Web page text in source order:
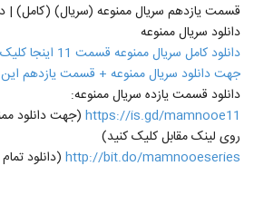
دانلود سریال ممنوعه
دانلود کامل سریال ممنوعه قسمت 11 اینجا کلیک کنید
جهت دانلود سریال ممنوعه + قسمت یازدهم
دانلود قسمت یازده سریال ممنوعه:
https://is.gd/mamnooe11
روی لینک مقابل کلیک کنید)
http://bit.do/mamnooeseries (دانلود